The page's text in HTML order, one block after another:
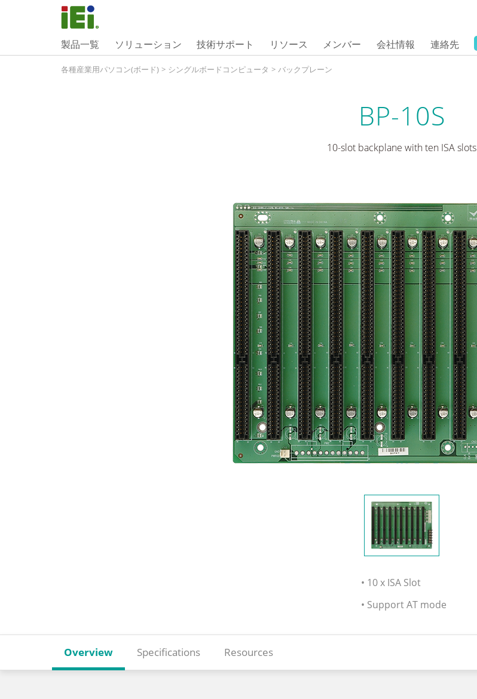
製品一覧 ソリューション 技術サポート リソース メンバー 会社情報 連絡先
各種産業用パソコン(ボード) > シングルボードコンピュータ > バックプレーン
BP-10S
10-slot backplane with ten ISA slots
• 10 x ISA Slot
• Support AT mode
Overview Specifications Resources